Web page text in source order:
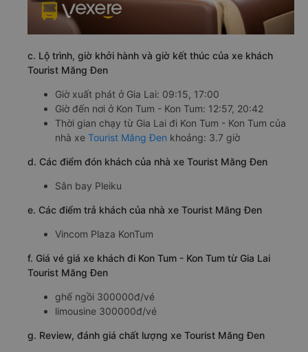
c. Lộ trình, giờ khởi hành và giờ kết thúc của xe khách
Tourist Măng Đen
Giờ xuất phát ở Gia Lai: 09:15, 17:00
Giờ đến nơi ở Kon Tum - Kon Tum: 12:57, 20:42
Thời gian chạy từ Gia Lai đi Kon Tum - Kon Tum của
nhà xe Tourist Măng Đen khoảng: 3.7 giờ
d. Các điểm đón khách của nhà xe Tourist Măng Đen
Sân bay Pleiku
e. Các điểm trả khách của nhà xe Tourist Măng Đen
Vincom Plaza KonTum
f. Giá vé giá xe khách đi Kon Tum - Kon Tum từ Gia Lai
Tourist Măng Đen
ghế ngồi 300000đ/vé
limousine 300000đ/vé
g. Review, đánh giá chất lượng xe Tourist Măng Đen